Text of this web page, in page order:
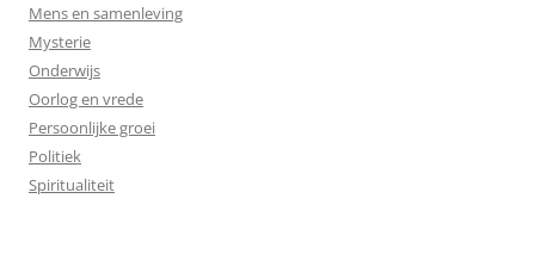
Mens en samenleving
Mysterie
Onderwijs
Oorlog en vrede
Persoonlijke groei
Politiek
Spiritualiteit